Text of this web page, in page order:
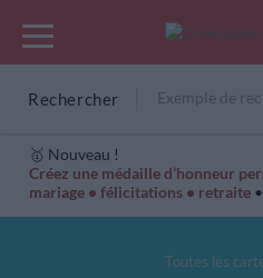
Rechercher
🥇 Nouveau !
Créez une médaille d’honneur
mariage • félicitations • retraite •
Cartes Hiver Cadeaux
Toutes les